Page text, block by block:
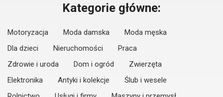
Kategorie główne:
Motoryzacja Moda damska
Moda męska
Dla dzieci
Nieruchomości
Praca
Zdrowie i uroda
Dom i ogród
Zwierzęta
Elektronika
Antyki i kolekcje
Ślub i wesele